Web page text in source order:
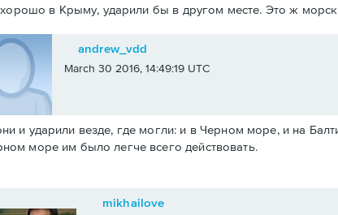
в Крыму, ударили бы в другом месте. Это ж
andrew_vdd
March 30 2016, 14:49:19 UTC
и ударили везде, где могли: и в Черном море, и на
море им было легче всего действовать.
mikhailove